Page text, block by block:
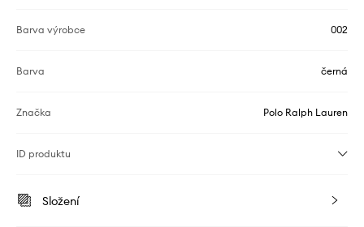
Barva výrobce 002
Barva černá
Značka Polo Ralph Lauren
ID produktu
Složení